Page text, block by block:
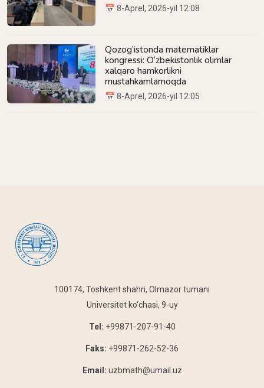
📅 8-Aprel, 2026-yil 12:08
Qozog‘istonda matematiklar
kongressi: O‘zbekistonlik olimlar
xalqaro hamkorlikni
mustahkamlamoqda
📅 8-Aprel, 2026-yil 12:05
100174, Toshkent shahri, Olmazor tumani
Universitet ko‘chasi, 9-uy
Tel: +99871-207-91-40
Faks: +99871-262-52-36
Email: uzbmath@umail.uz